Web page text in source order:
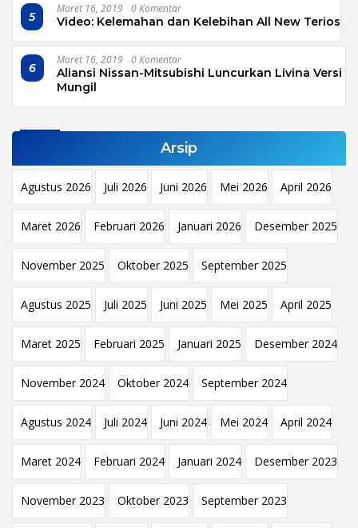
5
Maret 16, 2019 0 Komentar
Video: Kelemahan dan Kelebihan All New Terios
6
Maret 16, 2019 0 Komentar
Aliansi Nissan-Mitsubishi Luncurkan Livina Versi
Mungil
Arsip
Agustus 2026 Juli 2026 Juni 2026 Mei 2026 April 2026
Maret 2026 Februari 2026 Januari 2026 Desember 2025
November 2025 Oktober 2025 September 2025
Agustus 2025 Juli 2025 Juni 2025 Mei 2025 April 2025
Maret 2025 Februari 2025 Januari 2025 Desember 2024
November 2024 Oktober 2024 September 2024
Agustus 2024 Juli 2024 Juni 2024 Mei 2024 April 2024
Maret 2024 Februari 2024 Januari 2024 Desember 2023
November 2023 Oktober 2023 September 2023